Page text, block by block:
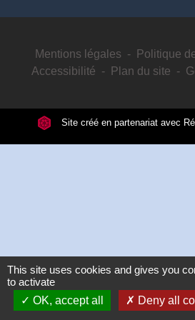
Mentions légales - Politique
Accessibilité - Plan du site -
Site créé en partenariat avec
This site uses cookies and gives you
to activate
OK, accept all
Deny all